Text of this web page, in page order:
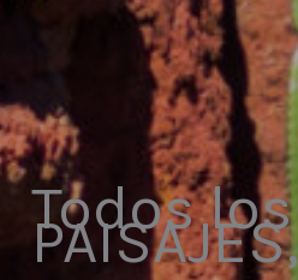
Todos los
PAISAJES,